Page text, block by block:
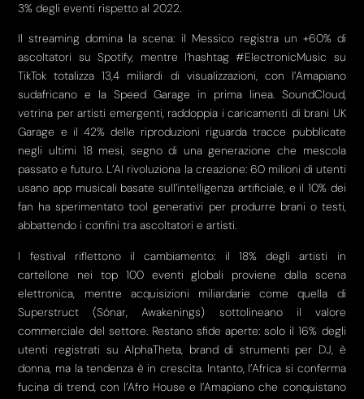
3% degli eventi rispetto al 2022.
Il streaming domina la scena: il Messico registra un +60% di
ascoltatori su Spotify, mentre l’hashtag #ElectronicMusic su
TikTok totalizza 13,4 miliardi di visualizzazioni, con l’Amapiano
sudafricano e la Speed Garage in prima linea. SoundCloud,
vetrina per artisti emergenti, raddoppia i caricamenti di brani UK
Garage e il 42% delle riproduzioni riguarda tracce pubblicate
negli ultimi 18 mesi, segno di una generazione che mescola
passato e futuro. L’AI rivoluziona la creazione: 60 milioni di utenti
usano app musicali basate sull’intelligenza artificiale, e il 10% dei
fan ha sperimentato tool generativi per produrre brani o testi,
abbattendo i confini tra ascoltatori e artisti.
I festival riflettono il cambiamento: il 18% degli artisti in
cartellone nei top 100 eventi globali proviene dalla scena
elettronica, mentre acquisizioni miliardarie come quella di
Superstruct (Sónar, Awakenings) sottolineano il valore
commerciale del settore. Restano sfide aperte: solo il 16% degli
utenti registrati su AlphaTheta, brand di strumenti per DJ, è
donna, ma la tendenza è in crescita. Intanto, l’Africa si conferma
fucina di trend, con l’Afro House e l’Amapiano che conquistano